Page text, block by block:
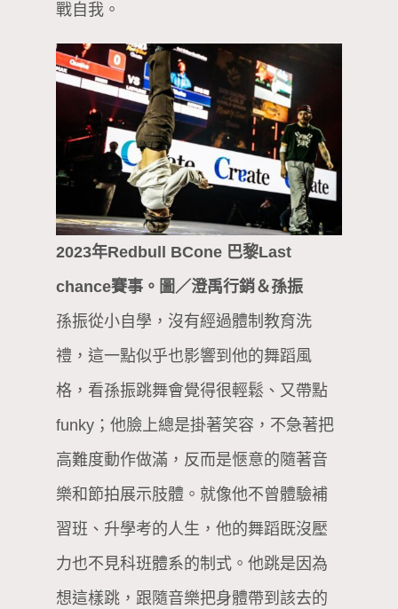
戰自我。
2023年Redbull BCone 巴黎Last
chance賽事。圖／澄禹行銷＆孫振
孫振從小自學，沒有經過體制教育洗
禮，這一點似乎也影響到他的舞蹈風
格，看孫振跳舞會覺得很輕鬆、又帶點
funky；他臉上總是掛著笑容，不急著把
高難度動作做滿，反而是愜意的隨著音
樂和節拍展示肢體。就像他不曾體驗補
習班、升學考的人生，他的舞蹈既沒壓
力也不見科班體系的制式。他跳是因為
想這樣跳，跟隨音樂把身體帶到該去的